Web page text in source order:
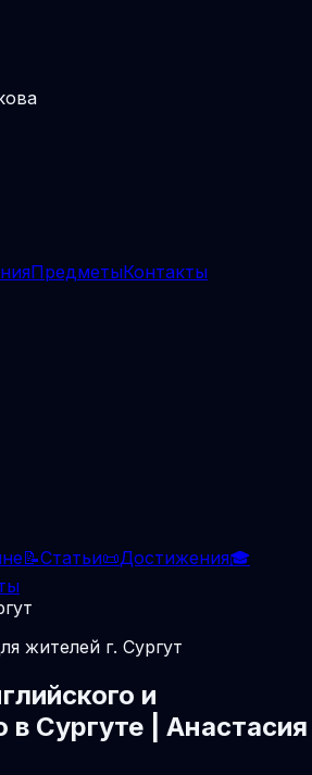
ПредметыКонтакты
📝Статьи📜Достижения🎓
жителей г. Сургут
и
в Сургуте | Анастасия